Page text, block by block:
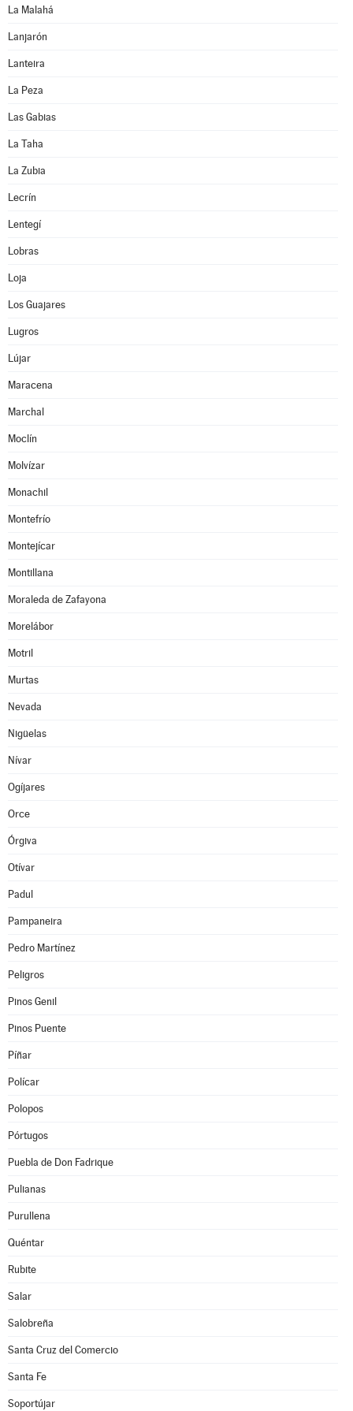
La Malahá
Lanjarón
Lanteira
La Peza
Las Gabias
La Taha
La Zubia
Lecrín
Lentegí
Lobras
Loja
Los Guajares
Lugros
Lújar
Maracena
Marchal
Moclín
Molvízar
Monachil
Montefrío
Montejícar
Montillana
Moraleda de Zafayona
Morelábor
Motril
Murtas
Nevada
Nigüelas
Nívar
Ogíjares
Orce
Órgiva
Otívar
Padul
Pampaneira
Pedro Martínez
Peligros
Pinos Genil
Pinos Puente
Píñar
Polícar
Polopos
Pórtugos
Puebla de Don Fadrique
Pulianas
Purullena
Quéntar
Rubite
Salar
Salobreña
Santa Cruz del Comercio
Santa Fe
Soportújar